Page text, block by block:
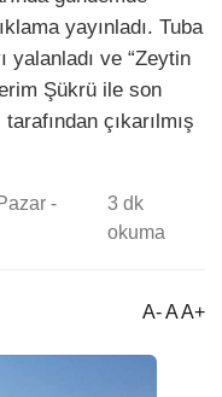
yayınladı. Tuba
yalanladı ve “Zeytin
Şükrü ile son
çıkarılmış
-
3 dk
okuma
A- A A+